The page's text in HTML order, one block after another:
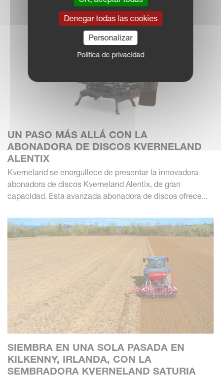
UN PASO MÁS ALLÁ CON LA
ABONADORA DE DISCOS KVERNELAND
ALENTIX
Kverneland se enorgullece de presentar la innovadora
abonadora de discos Kverneland Alentix, de gran
capacidad. Esta avanzada abonadora de discos ofrece...
SIEMBRA EN UNA SOLA PASADA EN
KILKENNY, IRLANDA, CON LA
SEMBRADORA KVERNELAND SATURIA
Denegar todas las cookies
Personalizar
Política de privacidad